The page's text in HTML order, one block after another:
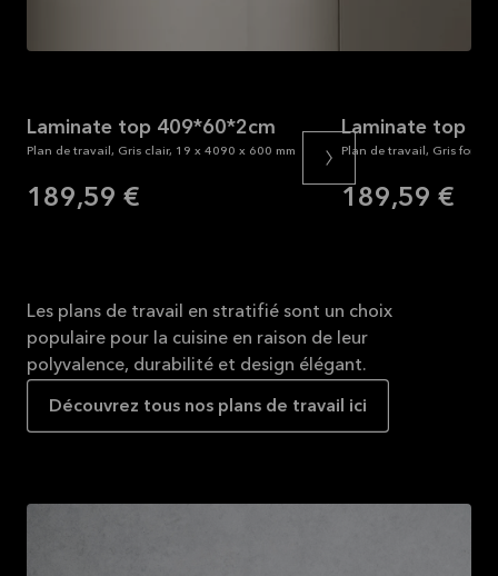
Les plans de travail en stratifié sont un choix
populaire pour la cuisine en raison de leur
polyvalence, durabilité et design élégant.
Découvrez tous nos plans de travail ici
Laminate top 409*60*2cm
Plan de travail, Gris clair, 19 x 4090 x 600 mm
189,59 €
Laminate top
Plan de travail, Gris
189,59 €